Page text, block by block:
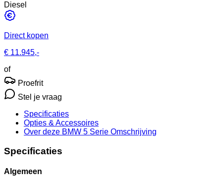
Diesel
Direct kopen
€ 11.945,-
of
Proefrit
Stel je vraag
Specificaties
Opties & Accessoires
Over deze BMW 5 Serie Omschrijving
Specificaties
Algemeen